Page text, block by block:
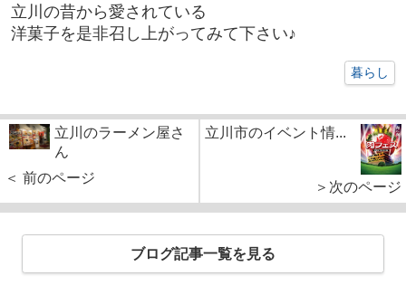
立川の昔から愛されている
洋菓子を是非召し上がってみて下さい♪
暮らし
立川のラーメン屋さ
ん
＜ 前のページ
立川市のイベント情...
＞次のページ
ブログ記事一覧を見る